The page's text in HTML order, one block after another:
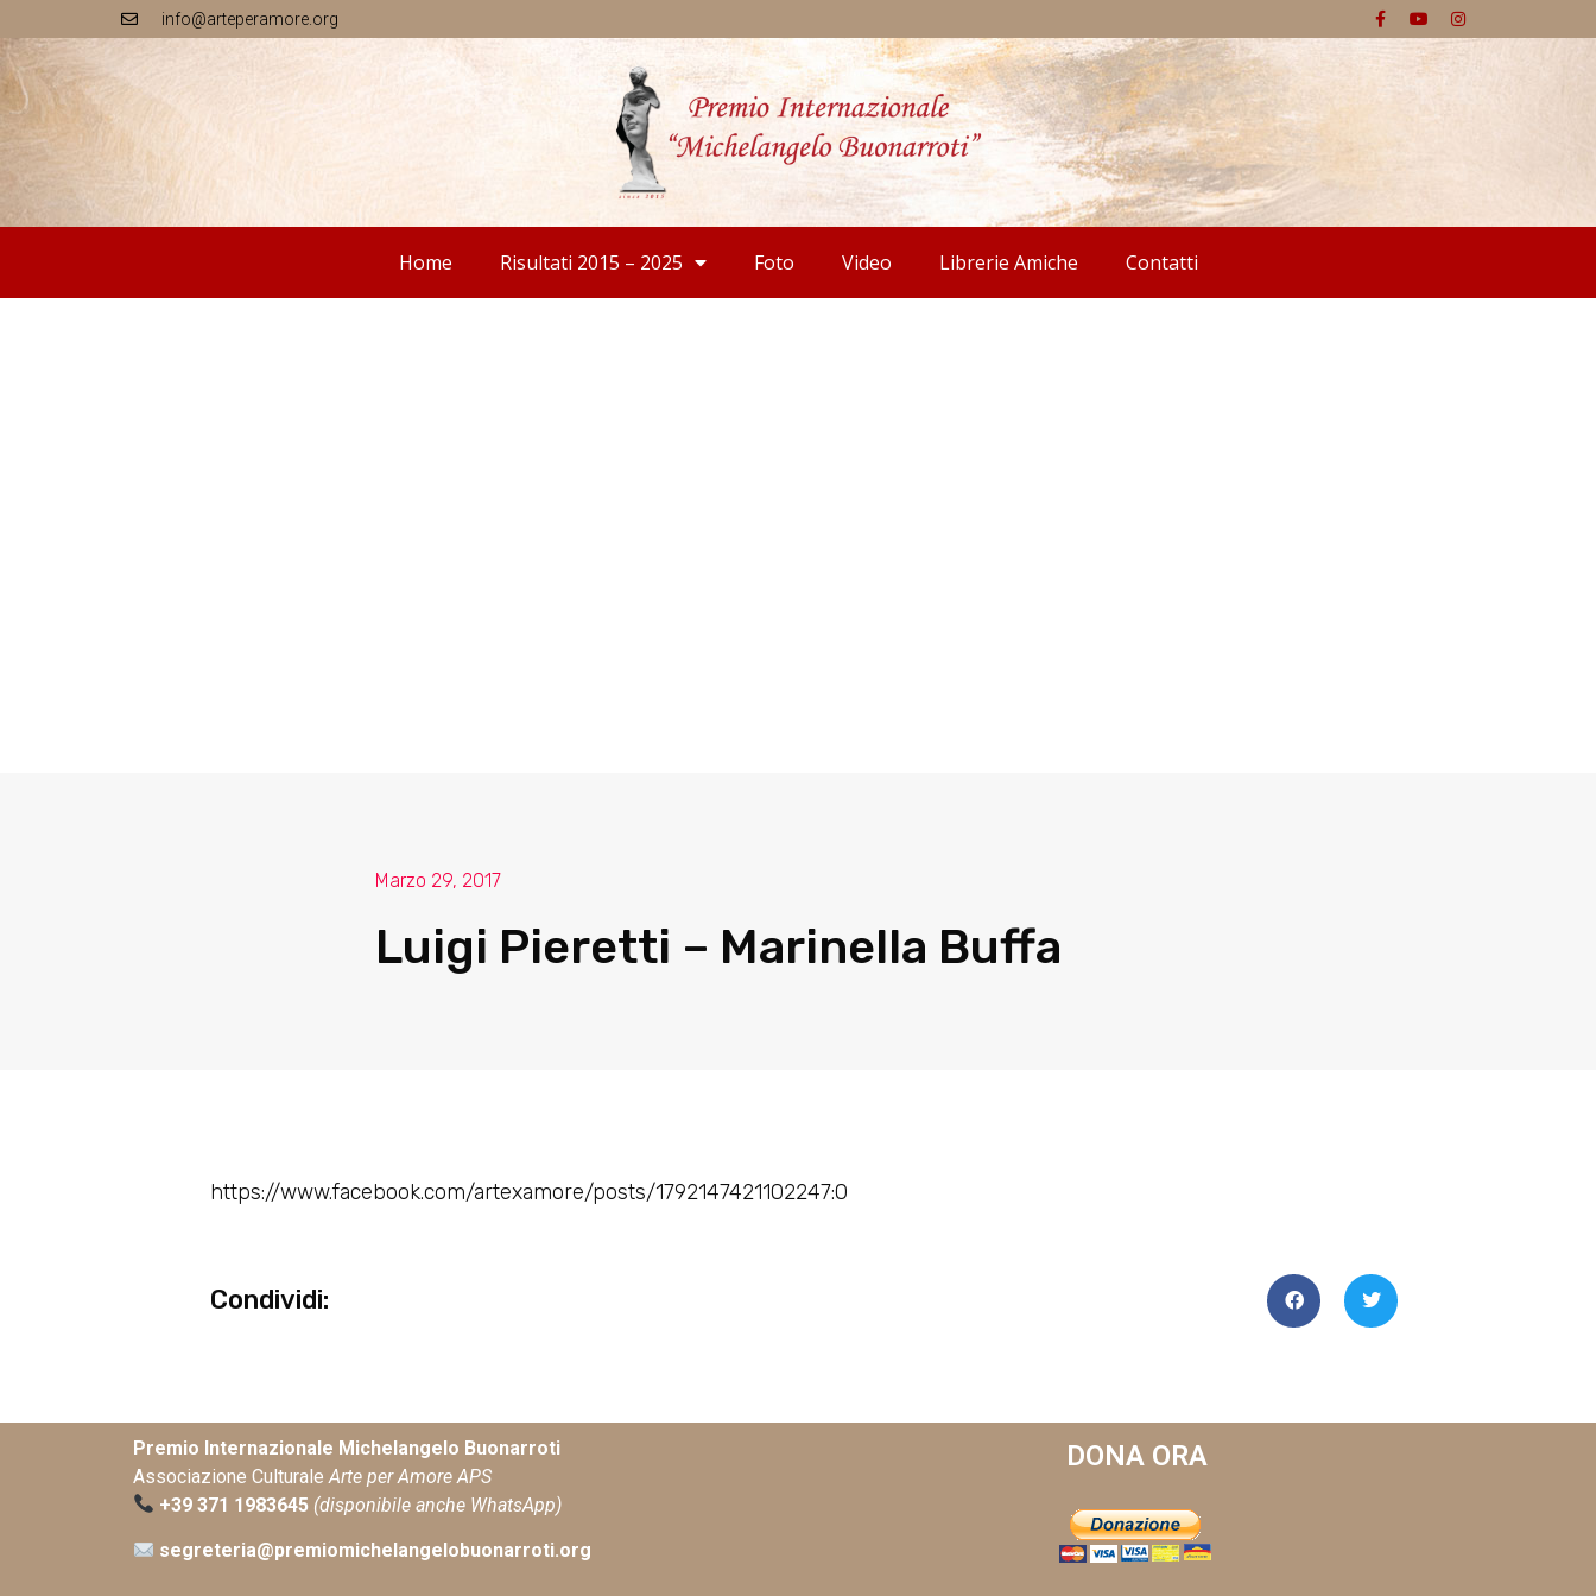
info@arteperamore.org
Home Risultati 2015 – 2025 Foto Video Librerie Amiche Contatti
Marzo 29, 2017
Luigi Pieretti – Marinella Buffa
https://www.facebook.com/artexamore/posts/1792147421102247:0
Condividi:
Premio Internazionale Michelangelo Buonarroti
Associazione CulturaleArte per Amore APS
+39 371 1983645 (disponibile anche WhatsApp)
segreteria@premiomichelangelobuonarroti.org
DONA ORA